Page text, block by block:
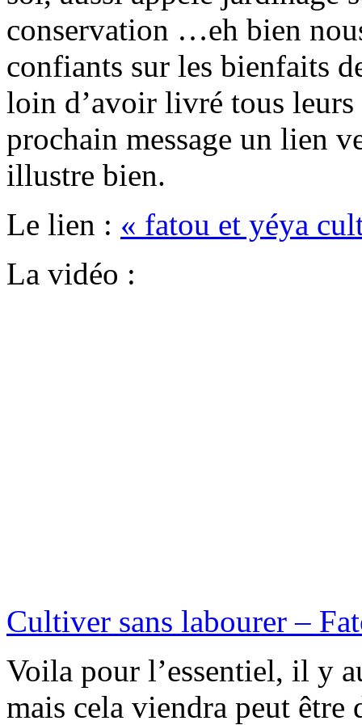
conservation …eh bien
confiants sur les bienfaits
loin d’avoir livré tous leurs
prochain message un lien
illustre bien.
Le lien : « fatou et yéya
La vidéo :
Cultiver sans labourer –
Voila pour l’essentiel, il y
mais cela viendra peut